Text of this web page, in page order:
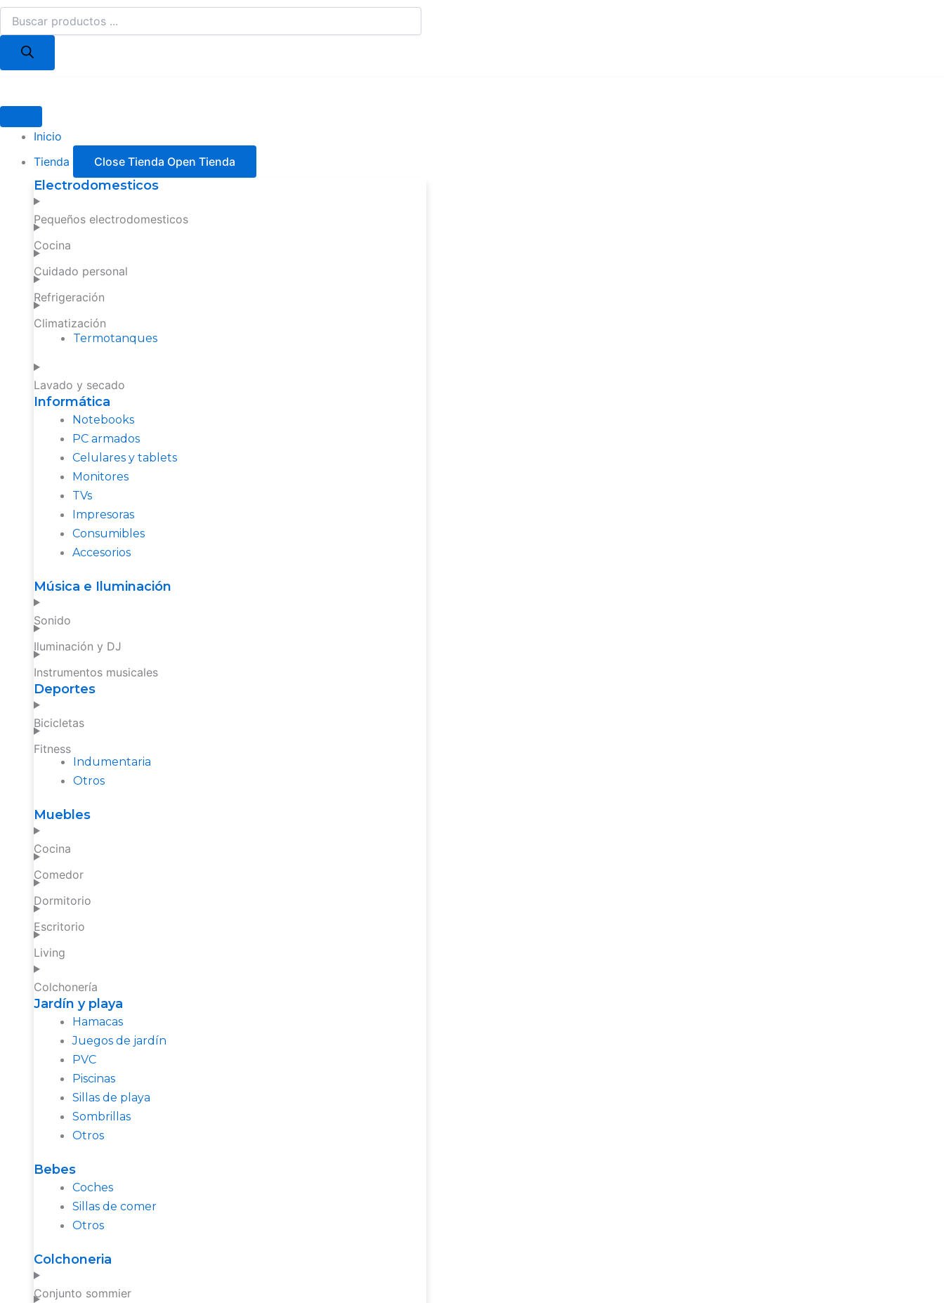
Ir
contenido
Búsqueda
productos
Inicio
Tienda
Close Tienda Open Tienda
Electrodomesticos
Pequeños electrodomesticos
Cocina
Cuidado personal
Refrigeración
Climatización
Termotanques
Lavado y secado
Informática
Notebooks
PC armados
Celulares y tablets
Monitores
TVs
Impresoras
Consumibles
Accesorios
Música e Iluminación
Sonido
Iluminación y DJ
Instrumentos musicales
Deportes
Bicicletas
Fitness
Indumentaria
Otros
Muebles
Cocina
Comedor
Dormitorio
Escritorio
Living
Colchonería
Jardín y playa
Hamacas
Juegos de jardín
PVC
Piscinas
Sillas de playa
Sombrillas
Otros
Bebes
Coches
Sillas de comer
Otros
Colchoneria
Conjunto sommier